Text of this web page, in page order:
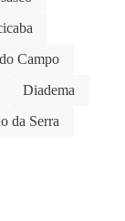
Campo
Diadema
da Serra